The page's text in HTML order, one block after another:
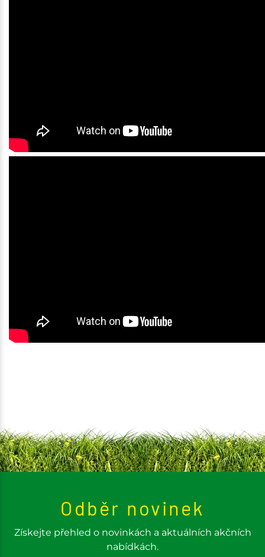
Odběr novinek
Získejte přehled o novinkách a aktuálních akčních
nabídkách.